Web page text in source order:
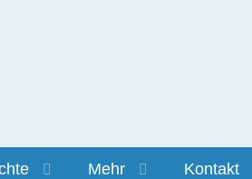
Mehr Kontakt